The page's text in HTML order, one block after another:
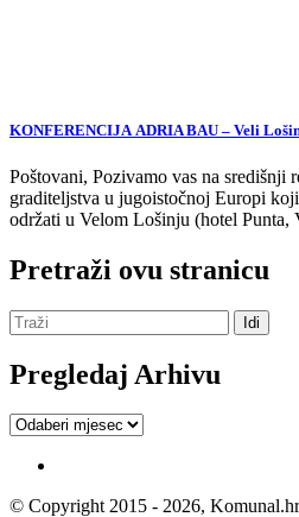
KONFERENCIJA ADRIA BAU – Veli
Poštovani, Pozivamo vas na središnji
graditeljstva u jugoistočnoj Europi
održati u Velom Lošinju (hotel Punta,
Pretraži ovu stranicu
Pregledaj Arhivu
Pregledaj
© Copyright 2015 - 2026,